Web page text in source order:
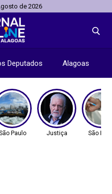
de 2026
Deputados Alagoas
Paulo Justiça São